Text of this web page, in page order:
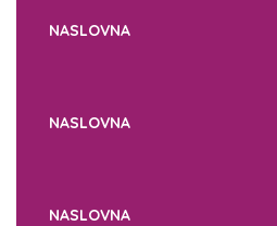
NASLOVNA
NASLOVNA
NASLOVNA